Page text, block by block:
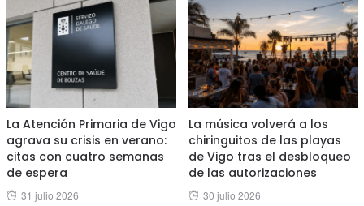
La Atención Primaria de Vigo
agrava su crisis en verano:
citas con cuatro semanas
de espera
Posted
31 julio 2026
La música volverá a los
chiringuitos de las playas
de Vigo tras el desbloqueo
de las autorizaciones
Posted
30 julio 2026